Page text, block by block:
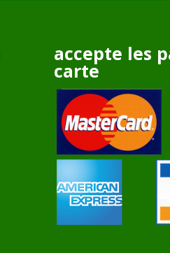
accepte les
carte